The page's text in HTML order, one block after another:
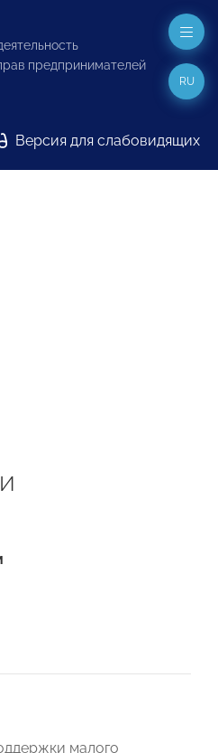
предпринимателей
Версия для слабовидящих
RU
малого